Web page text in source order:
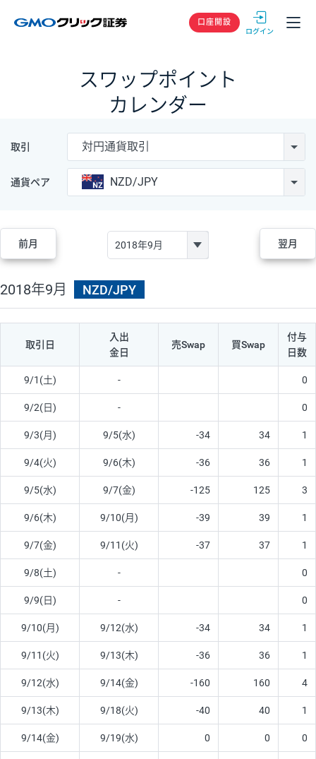
GMOクリック
口座開設
スワップポイント
カレンダー
取引 対円通貨取引
通貨ペア NZD/JPY
前月 翌月
2018年9月 NZD/JPY
取引日
入出
金日
売Swap 買Swap
付与
日数
9/1(土) - 0
9/2(日) - 0
9/3(月) 9/5(水) -34 34 1
9/4(火) 9/6(木) -36 36 1
9/5(水) 9/7(金) -125 125 3
9/6(木) 9/10(月) -39 39 1
9/7(金) 9/11(火) -37 37 1
9/8(土) - 0
9/9(日) - 0
9/10(月) 9/12(水) -34 34 1
9/11(火) 9/13(木) -36 36 1
9/12(水) 9/14(金) -160 160 4
9/13(木) 9/18(火) -40 40 1
9/14(金) 9/19(水) 0 0 0